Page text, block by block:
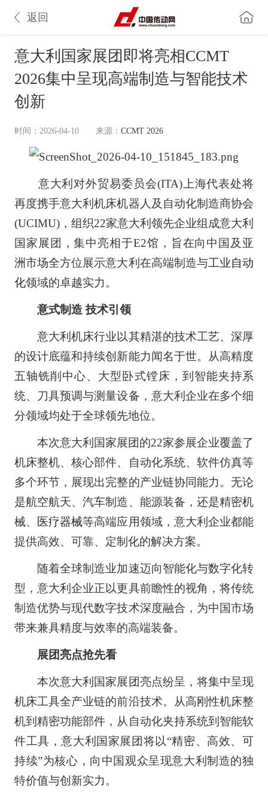
返回
意大利国家展团即将亮相CCMT
2026集中呈现高端制造与智能技术
创新
时间：2026-04-10 来源： CCMT 2026
意大利对外贸易委员会(ITA)上海代表处将
再度携手意大利机床机器人及自动化制造商协会
(UCIMU)，组织22家意大利领先企业组成意大利
国家展团，集中亮相于E2馆，旨在向中国及亚
洲市场全方位展示意大利在高端制造与工业自动
化领域的卓越实力。
意式制造 技术引领
意大利机床行业以其精湛的技术工艺、深厚
的设计底蕴和持续创新能力闻名于世。从高精度
五轴铣削中心、大型卧式镗床，到智能夹持系
统、刀具预调与测量设备，意大利企业在多个细
分领域均处于全球领先地位。
本次意大利国家展团的22家参展企业覆盖了
机床整机、核心部件、自动化系统、软件仿真等
多个环节，展现出完整的产业链协同能力。无论
是航空航天、汽车制造、能源装备，还是精密机
械、
医疗器械等高端应用领域，意大利企业都能
提供高效、可靠、定制化的解决方案。
随着全球制造业加速迈向智能化与数字化转
型，意大利企业正以更具前瞻性的视角，将传统
制造优势与现代数字技术深度融合，为中国市场
带来兼具精度与效率的高端装备。
展团亮点抢先看
本次意大利国家展团亮点纷呈，将集中呈现
机床工具全产业链的前沿技术。从高刚性机床整
机到精密功能部件，从自动化夹持系统到智能软
件工具，意大利国家展团将以“精密、高效、可
持续”为核心，向中国观众呈现意大利制造的独
特价值与创新实力。